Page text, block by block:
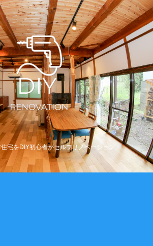
宅をDIY初心者がセルフリノベーション